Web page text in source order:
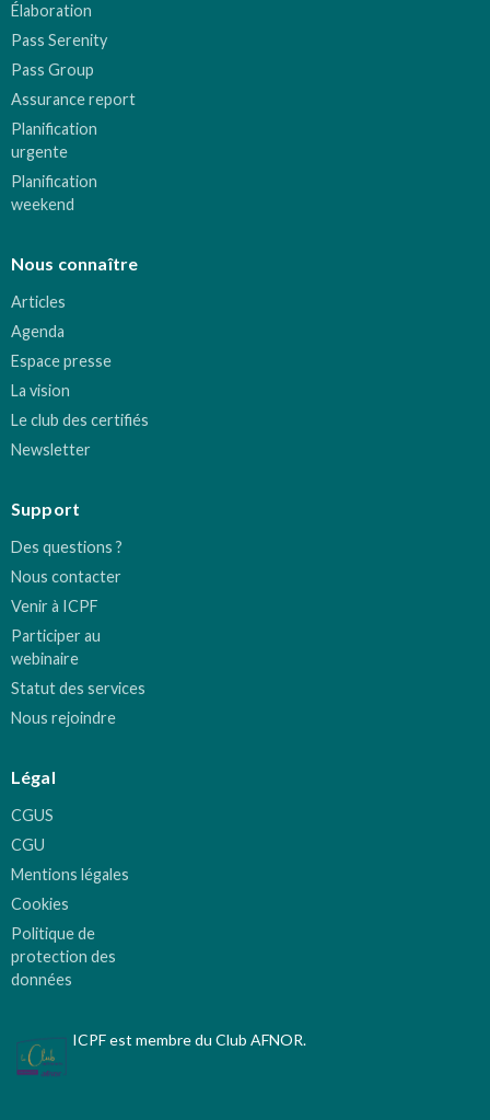
Élaboration
Pass Serenity
Pass Group
Assurance report
Planification
urgente
Planification
weekend
Nous connaître
Articles
Agenda
Espace presse
La vision
Le club des certifiés
Newsletter
Support
Des questions ?
Nous contacter
Venir à ICPF
Participer au
webinaire
Statut des services
Nous rejoindre
Légal
CGUS
CGU
Mentions légales
Cookies
Politique de
protection des
données
ICPF est membre du Club AFNOR.